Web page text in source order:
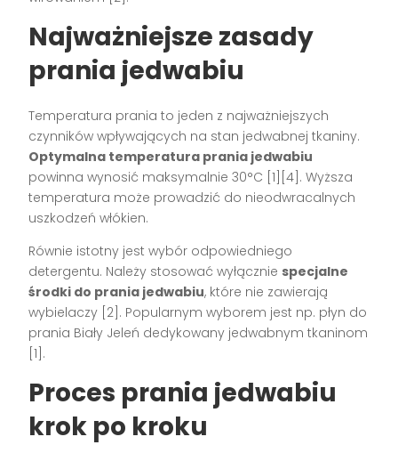
Najważniejsze zasady
prania jedwabiu
Temperatura prania to jeden z najważniejszych
czynników wpływających na stan jedwabnej tkaniny.
Optymalna temperatura prania jedwabiu
powinna wynosić maksymalnie 30°C [1][4]. Wyższa
temperatura może prowadzić do nieodwracalnych
uszkodzeń włókien.
Równie istotny jest wybór odpowiedniego
detergentu. Należy stosować wyłącznie specjalne
środki do prania jedwabiu, które nie zawierają
wybielaczy [2]. Popularnym wyborem jest np. płyn do
prania Biały Jeleń dedykowany jedwabnym tkaninom
[1].
Proces prania jedwabiu
krok po kroku